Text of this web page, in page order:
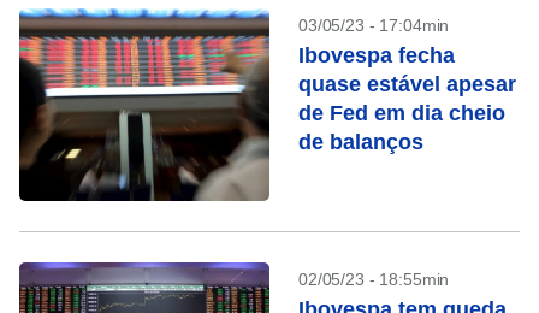
03/05/23 - 17:04min
Ibovespa fecha
quase estável apesar
de Fed em dia cheio
de balanços
02/05/23 - 18:55min